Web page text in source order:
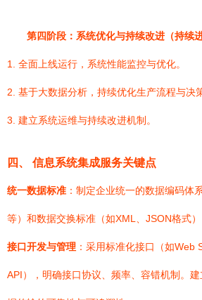
第四阶段：系统优化与持续改进（持续进
1. 全面上线运行，系统性能监控与优化。
2. 基于大数据分析，持续优化生产流程与决策
3. 建立系统运维与持续改进机制。
四、 信息系统集成服务关键点
统一数据标准 ：制定企业统一的数据编码体
等）和数据交换标准（如XML、JSON格式）
接口开发与管理 ：采用标准化接口（如Web
API），明确接口协议、频率、容错机制。